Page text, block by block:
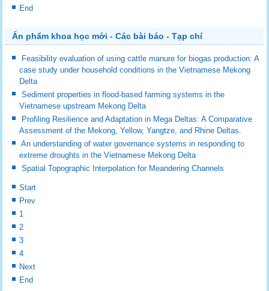
End
Ấn phẩm khoa học mới - Các bài báo - Tạp chí
Feasibility evaluation of using cattle manure for biogas production: A
case study under household conditions in the Vietnamese Mekong
Delta
Sediment properties in flood-based farming systems in the
Vietnamese upstream Mekong Delta
Profiling Resilience and Adaptation in Mega Deltas: A Comparative
Assessment of the Mekong, Yellow, Yangtze, and Rhine Deltas.
An understanding of water governance systems in responding to
extreme droughts in the Vietnamese Mekong Delta
Spatial Topographic Interpolation for Meandering Channels
Start
Prev
1
2
3
4
Next
End